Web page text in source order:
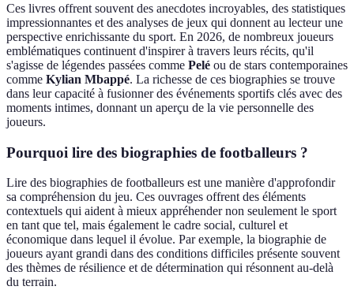
Ces livres offrent souvent des anecdotes incroyables, des statistiques
impressionnantes et des analyses de jeux qui donnent au lecteur une
perspective enrichissante du sport. En 2026, de nombreux joueurs
emblématiques continuent d'inspirer à travers leurs récits, qu'il
s'agisse de légendes passées comme Pelé ou de stars contemporaines
comme Kylian Mbappé. La richesse de ces biographies se trouve
dans leur capacité à fusionner des événements sportifs clés avec des
moments intimes, donnant un aperçu de la vie personnelle des
joueurs.
Pourquoi lire des biographies de footballeurs ?
Lire des biographies de footballeurs est une manière d'approfondir
sa compréhension du jeu. Ces ouvrages offrent des éléments
contextuels qui aident à mieux appréhender non seulement le sport
en tant que tel, mais également le cadre social, culturel et
économique dans lequel il évolue. Par exemple, la biographie de
joueurs ayant grandi dans des conditions difficiles présente souvent
des thèmes de résilience et de détermination qui résonnent au-delà
du terrain.